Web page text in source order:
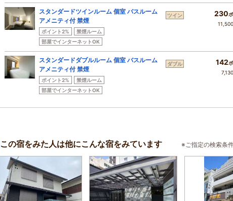
スタンダードツインルーム 個室 バスルーム
アメニティ付 禁煙
ポイント2%
禁煙ルーム
部屋でインターネットOK
ツイン 230
スタンダードダブルルーム 個室 バスルーム
アメニティ付 禁煙
ポイント2%
禁煙ルーム
部屋でインターネットOK
ダブル 142
この宿をみた人は他にこんな宿をみています ※ご指定の検索条